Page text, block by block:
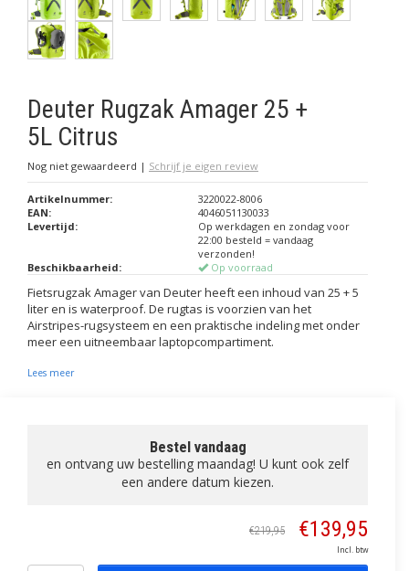
Deuter Rugzak Amager 25 +
5L Citrus
Nog niet gewaardeerd | Schrijf je eigen review
Artikelnummer:
3220022-8006
EAN:
4046051130033
Levertijd:
Op werkdagen en zondag voor
22:00 besteld = vandaag
verzonden!
Beschikbaarheid:
Op voorraad
Fietsrugzak Amager van Deuter heeft een inhoud van 25 + 5
liter en is waterproof. De rugtas is voorzien van het
Airstripes-rugsysteem en een praktische indeling met onder
meer een uitneembaar laptopcompartiment.
Lees meer
Bestel vandaag
en ontvang uw bestelling maandag! U kunt ook zelf
een andere datum kiezen.
€219,95 €139,95
Incl. btw